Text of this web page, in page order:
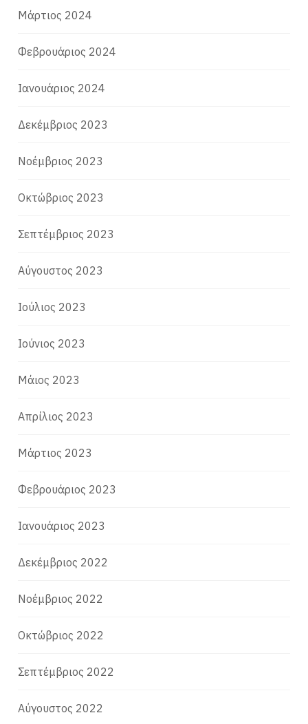
Μάρτιος 2024
Φεβρουάριος 2024
Ιανουάριος 2024
Δεκέμβριος 2023
Νοέμβριος 2023
Οκτώβριος 2023
Σεπτέμβριος 2023
Αύγουστος 2023
Ιούλιος 2023
Ιούνιος 2023
Μάιος 2023
Απρίλιος 2023
Μάρτιος 2023
Φεβρουάριος 2023
Ιανουάριος 2023
Δεκέμβριος 2022
Νοέμβριος 2022
Οκτώβριος 2022
Σεπτέμβριος 2022
Αύγουστος 2022